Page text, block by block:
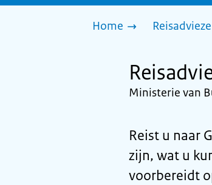
Home
Ministerie van
Reist u naar
zijn, wat u
voorbereidt